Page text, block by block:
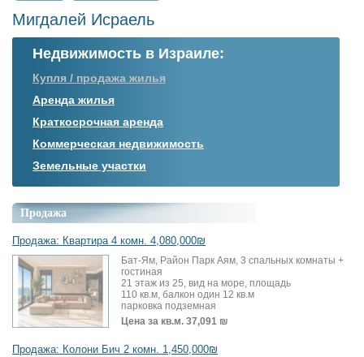
Мигдалей Исраель
Недвижимость в Израиле:
Купля / продажа жилья
Аренда жилья
Краткосрочная аренда
Коммерческая недвижимость
Земельные участки
Продажа
Продажа: Квартира 4 комн. 4,080,000₪
Бат-Ям, Район Парк Аям, 3 спальных комнаты +
гостиная
21 этаж из 25, вид на море, площадь
110 кв.м, балкон один 12 кв.м
парковка подземная
Цена за кв.м. 37,091 ₪
Продажа: Колони Бич 2 комн. 1,450,000₪